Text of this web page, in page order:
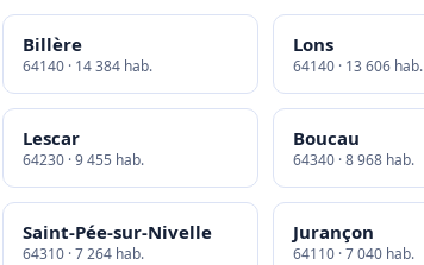
Billère
64140 · 14 384 hab.
Lons
64140 · 13 606 hab.
Lescar
64230 · 9 455 hab.
Boucau
64340 · 8 968 hab.
Saint-Pée-sur-Nivelle
64310 · 7 264 hab.
Jurançon
64110 · 7 040 hab.